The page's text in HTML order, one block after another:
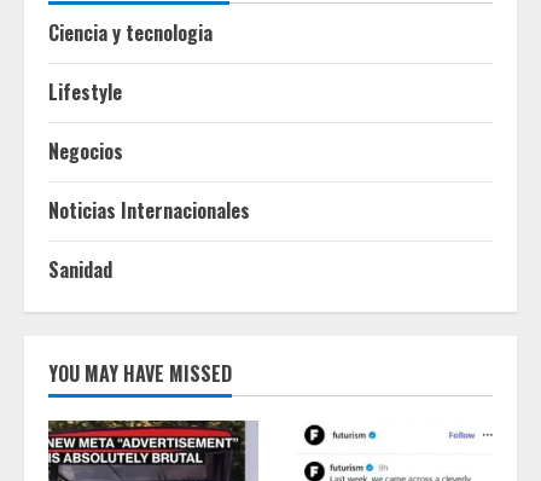
Ciencia y tecnologia
Lifestyle
Negocios
Noticias Internacionales
Sanidad
YOU MAY HAVE MISSED